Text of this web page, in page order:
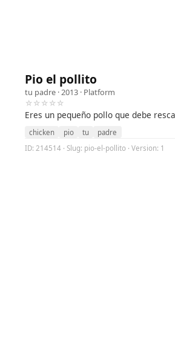
Pio el pollito
tu padre · 2013 · Platform
☆☆☆☆☆
Eres un pequeño pollo que debe
chicken pio tu
padre
ID: 214514 · Slug: pio-el-pollito · Version: 1